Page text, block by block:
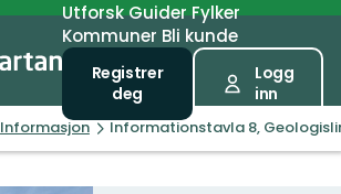
UtforskGuiderFylker
Kommuner Bli kunde
Registrer
deg
Logg
inn
Informasjon Informationstavla 8,